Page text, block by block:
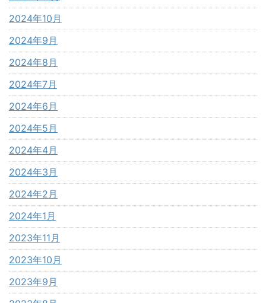
2024年10月
2024年9月
2024年8月
2024年7月
2024年6月
2024年5月
2024年4月
2024年3月
2024年2月
2024年1月
2023年11月
2023年10月
2023年9月